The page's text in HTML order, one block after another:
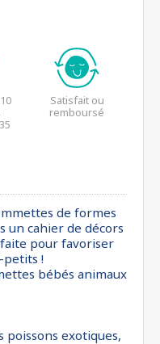
Satisfait ou
remboursé
de formes
un cahier de décors
pour favoriser
petits !
bébés animaux
poissons exotiques,